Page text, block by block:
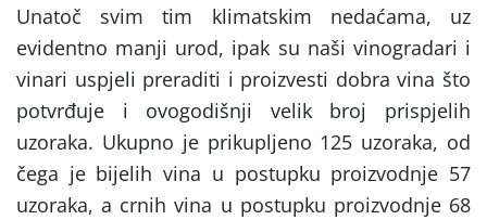
Unatoč svim tim klimatskim nedaćama, uz
evidentno manji urod, ipak su naši vinogradari i
vinari uspjeli preraditi i proizvesti dobra vina što
potvrđuje i ovogodišnji velik broj prispjelih
uzoraka. Ukupno je prikupljeno 125 uzoraka, od
čega je bijelih vina u postupku proizvodnje 57
uzoraka, a crnih vina u postupku proizvodnje 68